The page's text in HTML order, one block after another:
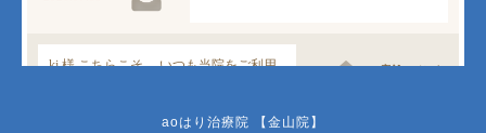
aoはり治療院 【金山院】